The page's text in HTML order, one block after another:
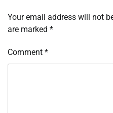
Your email address will not
are marked *
Comment *